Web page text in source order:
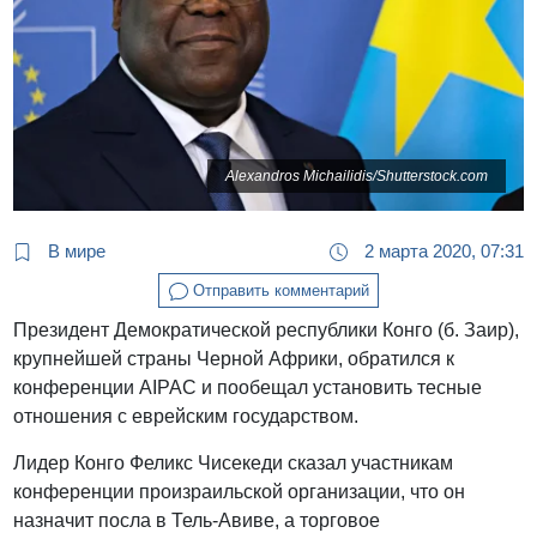
Alexandros Michailidis/Shutterstock.com
В мире 2 марта 2020, 07:31
Отправить комментарий
Президент Демократической республики Конго (б. Заир),
крупнейшей страны Черной Африки, обратился к
конференции AIPAC и пообещал установить тесные
отношения с еврейским государством.
Лидер Конго Феликс Чисекеди сказал участникам
конференции произраильской организации, что он
назначит посла в Тель-Авиве, а торговое